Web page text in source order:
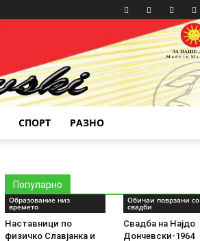
СПОРТ РАЗНО
Популарно
Образование низ
времето
Наставници по
физичко Славјанка и
Обичаи поврзани со
свадби
Свадба на Најдо
Дончевски-1964